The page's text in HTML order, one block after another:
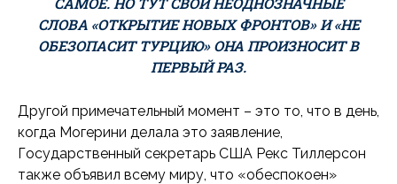
СЛОВА «ОТКРЫТИЕ НОВЫХ ФРОНТОВ» И «НЕ
ОБЕЗОПАСИТ ТУРЦИЮ» ОНА ПРОИЗНОСИТ В
ПЕРВЫЙ РАЗ.
Другой примечательный момент – это то, что в день,
когда Могерини делала это заявление,
Государственный секретарь США Рекс Тиллерсон
также объявил всему миру, что «обеспокоен»